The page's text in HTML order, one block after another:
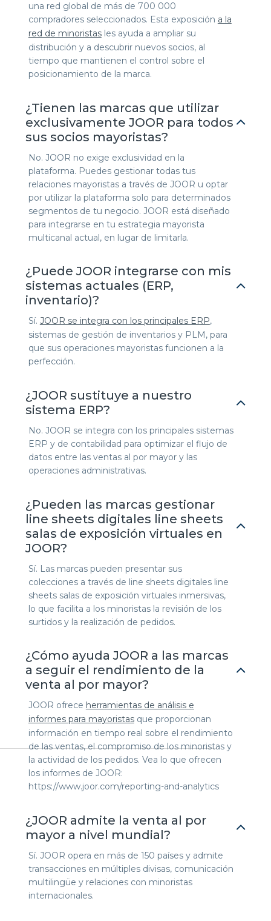
una red global de más de 700 000
compradores seleccionados. Esta exposición a la
red de minoristasles ayuda a ampliar su
distribución y a descubrir nuevos socios, al
tiempo que mantienen el control sobre el
posicionamiento de la marca.
¿Tienen las marcas que utilizar
exclusivamente JOOR para todos
sus socios mayoristas?
No. JOOR no exige exclusividad en la
plataforma. Puedes gestionar todas tus
relaciones mayoristas a través de JOOR u optar
por utilizar la plataforma solo para determinados
segmentos de tu negocio. JOOR está diseñado
para integrarse en tu estrategia mayorista
multicanal actual, en lugar de limitarla.
¿Puede JOOR integrarse con mis
sistemas actuales (ERP,
inventario)?
Sí. JOOR se integra con los principales ERP,
sistemas de gestión de inventarios y PLM, para
que sus operaciones mayoristas funcionen a la
perfección.
¿JOOR sustituye a nuestro
sistema ERP?
No. JOOR se integra con los principales sistemas
ERP y de contabilidad para optimizar el flujo de
datos entre las ventas al por mayor y las
operaciones administrativas.
¿Pueden las marcas gestionar
line sheets digitales line sheets
salas de exposición virtuales en
JOOR?
Sí. Las marcas pueden presentar sus
colecciones a través de line sheets digitales line
sheets salas de exposición virtuales inmersivas,
lo que facilita a los minoristas la revisión de los
surtidos y la realización de pedidos.
¿Cómo ayuda JOOR a las marcas
a seguir el rendimiento de la
venta al por mayor?
JOOR ofrece herramientas de análisis e
informes para mayoristasque proporcionan
información en tiempo real sobre el rendimiento
de las ventas, el compromiso de los minoristas y
la actividad de los pedidos. Vea lo que ofrecen
los informes de JOOR:
https://www.joor.com/reporting-and-analytics
¿JOOR admite la venta al por
mayor a nivel mundial?
Sí. JOOR opera en más de 150 países y admite
transacciones en múltiples divisas, comunicación
multilingüe y relaciones con minoristas
internacionales.